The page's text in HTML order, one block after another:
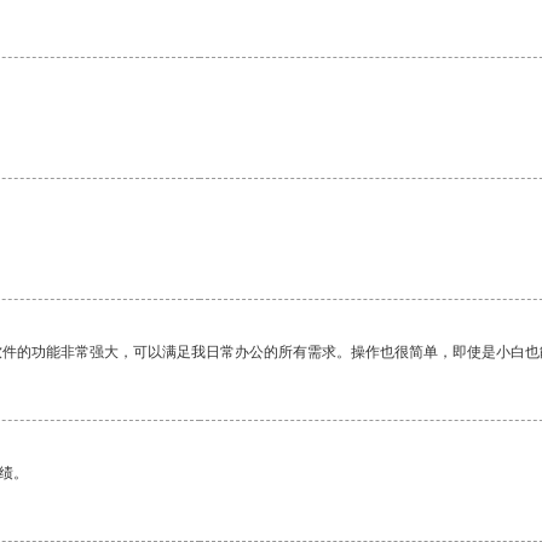
的功能非常强大，可以满足我日常办公的所有需求。操作也很简单，即使是小白
。